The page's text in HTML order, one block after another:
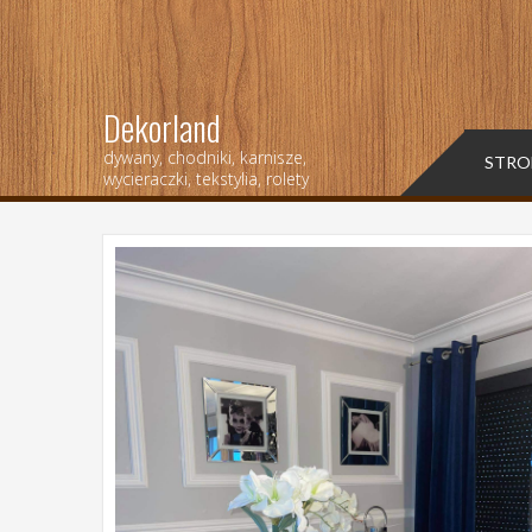
Dekorland
dywany, chodniki, karnisze,
wycieraczki, tekstylia, rolety